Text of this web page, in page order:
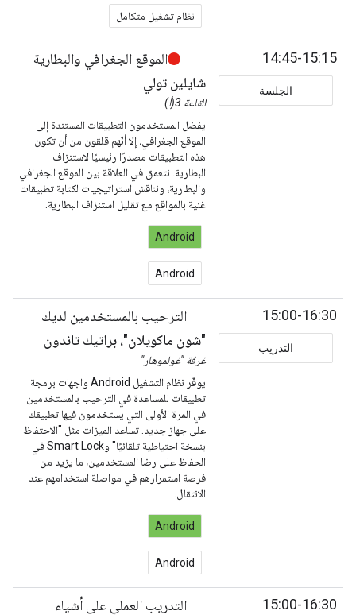
نظام تشغيل متكامل
14:45-15:15
الجلسة
الموقع الجغرافي والبطارية
شايلين تولي
القاعة 3(أ)
يفضل المستخدمون التطبيقات المستندة إلى
الموقع الجغرافي، إلا أنّهم قلقون من أن تكون
هذه التطبيقات مصدرًا رئيسيًا لاستنزاف
البطارية. نتعمق في العلاقة بين الموقع الجغرافي
والبطارية، ونناقش استراتيجيات لكتابة تطبيقات
غنية بالمواقع مع تقليل استنزاف البطارية.
Android
Android
15:00-16:30
التدريب
الترحيب بالمستخدمين لديك
"شون ماكويلان"، براتيك تاندون
غرفة "غولموهار"
يوفّر نظام التشغيل Android واجهات برمجة
تطبيقات للمساعدة في الترحيب بالمستخدمين
في المرة الأولى التي يستخدمون فيها تطبيقك
على جهاز جديد. تساعد الميزات مثل "الاحتفاظ
بنسخة احتياطية تلقائيًا" وSmart Lock في
الحفاظ على رضا المستخدمين، ما يزيد من
فرصة استمرارهم في مواصلة استخدامهم عند
الانتقال.
Android
Android
15:00-16:30
التدريب العملي على أشياء